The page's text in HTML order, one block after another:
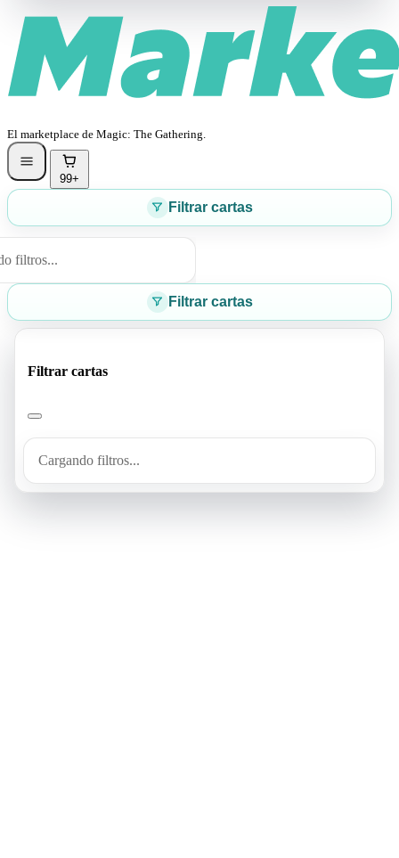
El marketplace de Magic: The Gathering.
99+
Filtrar cartas
filtros...
Filtrar cartas
Filtrar cartas
Cargando filtros...